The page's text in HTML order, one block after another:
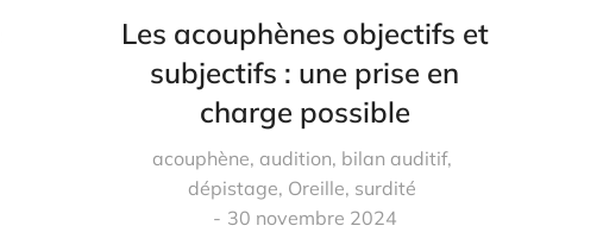
Les acouphènes objectifs et
subjectifs : une prise en
charge possible
acouphène, audition, bilan auditif,
dépistage, Oreille, surdité
30 novembre 2024